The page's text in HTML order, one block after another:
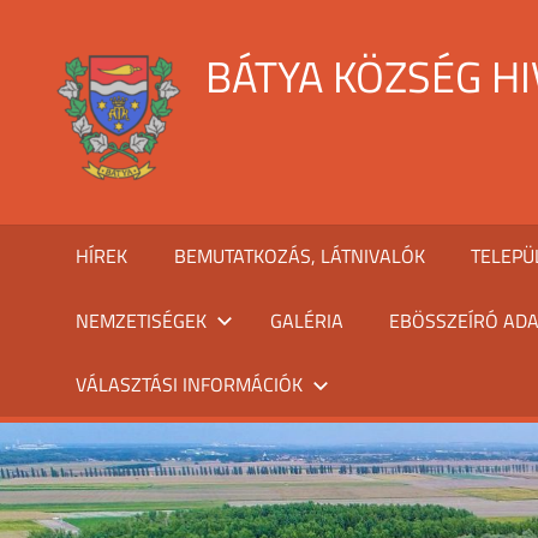
content
BÁTYA KÖZSÉG
HÍREK BEMUTATKOZÁS, LÁTNIVALÓK
NEMZETISÉGEK GALÉRIA EBÖSSZEÍRÓ
VÁLASZTÁSI INFORMÁCIÓK